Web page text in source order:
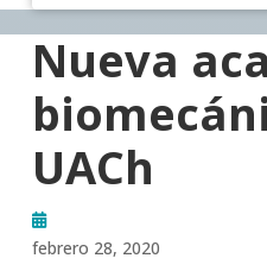
Nueva
UACh
febrero 28, 2020